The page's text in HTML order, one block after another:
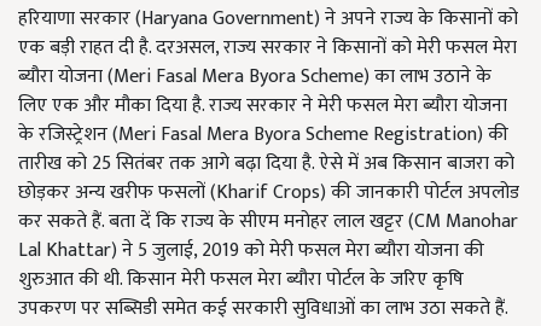
हरियाणा सरकार (Haryana Government) ने अपने राज्य के किसानों को
एक बड़ी राहत दी है. दरअसल, राज्य सरकार ने किसानों को मेरी फसल मेरा
ब्यौरा योजना (Meri Fasal Mera Byora Scheme) का लाभ उठाने के
लिए एक और मौका दिया है. राज्य सरकार ने मेरी फसल मेरा ब्यौरा योजना
के रजिस्ट्रेशन (Meri Fasal Mera Byora Scheme Registration) की
तारीख को 25 सितंबर तक आगे बढ़ा दिया है. ऐसे में अब किसान बाजरा को
छोड़कर अन्य खरीफ फसलों (Kharif Crops) की जानकारी पोर्टल अपलोड
कर सकते हैं. बता दें कि राज्य के सीएम मनोहर लाल खट्टर (CM Manohar
Lal Khattar) ने 5 जुलाई, 2019 को मेरी फसल मेरा ब्यौरा योजना की
शुरुआत की थी. किसान मेरी फसल मेरा ब्यौरा पोर्टल के जरिए कृषि
उपकरण पर सब्सिडी समेत कई सरकारी सुविधाओं का लाभ उठा सकते हैं.